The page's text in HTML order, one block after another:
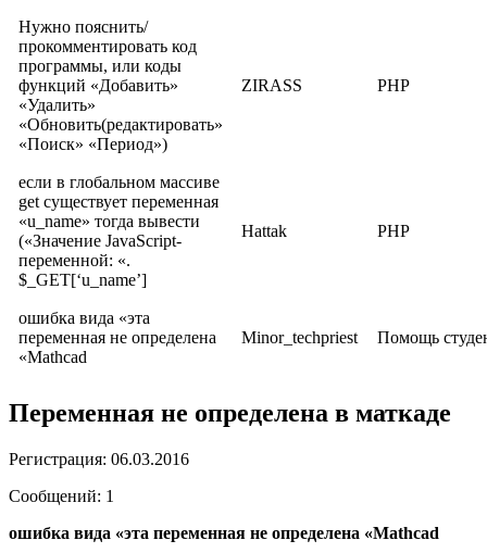
Нужно пояснить/
прокомментировать код
программы, или коды
функций «Добавить»
«Удалить»
«Обновить(редактировать»
«Поиск» «Период»)
ZIRASS PHP
если в глобальном массиве
get существует переменная
«u_name» тогда вывести
(«Значение JavaScript-
переменной: «.
$_GET[‘u_name’]
Hattak PHP
ошибка вида «эта
переменная не определена
«Mathcad
Minor_techpriest Помощь
Переменная не определена в маткаде
Регистрация: 06.03.2016
Сообщений: 1
ошибка вида «эта переменная не определена «Mathcad